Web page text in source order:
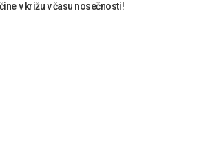
v križu v času nosečnosti!